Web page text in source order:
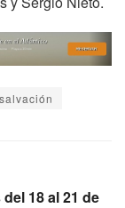
salvación
18 al 21 de